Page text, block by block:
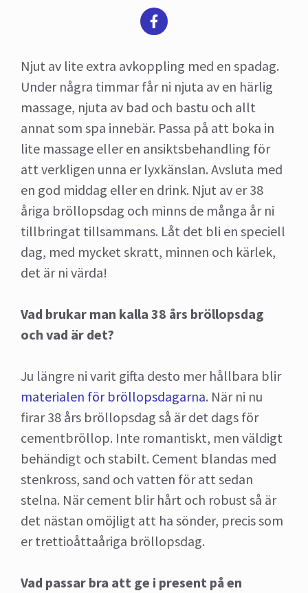
Njut av lite extra avkoppling med en spadag.
Under några timmar får ni njuta av en härlig
massage, njuta av bad och bastu och allt
annat som spa innebär. Passa på att boka in
lite massage eller en ansiktsbehandling för
att verkligen unna er lyxkänslan. Avsluta med
en god middag eller en drink. Njut av er 38
åriga bröllopsdag och minns de många år ni
tillbringat tillsammans. Låt det bli en speciell
dag, med mycket skratt, minnen och kärlek,
det är ni värda!
Vad brukar man kalla 38 års bröllopsdag
och vad är det?
Ju längre ni varit gifta desto mer hållbara blir
materialen för bröllopsdagarna. När ni nu
firar 38 års bröllopsdag så är det dags för
cementbröllop. Inte romantiskt, men väldigt
behändigt och stabilt. Cement blandas med
stenkross, sand och vatten för att sedan
stelna. När cement blir hårt och robust så är
det nästan omöjligt att ha sönder, precis som
er trettioåttaåriga bröllopsdag.
Vad passar bra att ge i present på en